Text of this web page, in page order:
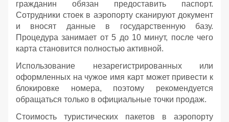
гражданин обязан предоставить паспорт.
Сотрудники стоек в аэропорту сканируют документ
и вносят данные в государственную базу.
Процедура занимает от 5 до 10 минут, после чего
карта становится полностью активной.
Использование незарегистрированных или
оформленных на чужое имя карт может привести к
блокировке номера, поэтому рекомендуется
обращаться только в официальные точки продаж.
Стоимость туристических пакетов в аэропорту